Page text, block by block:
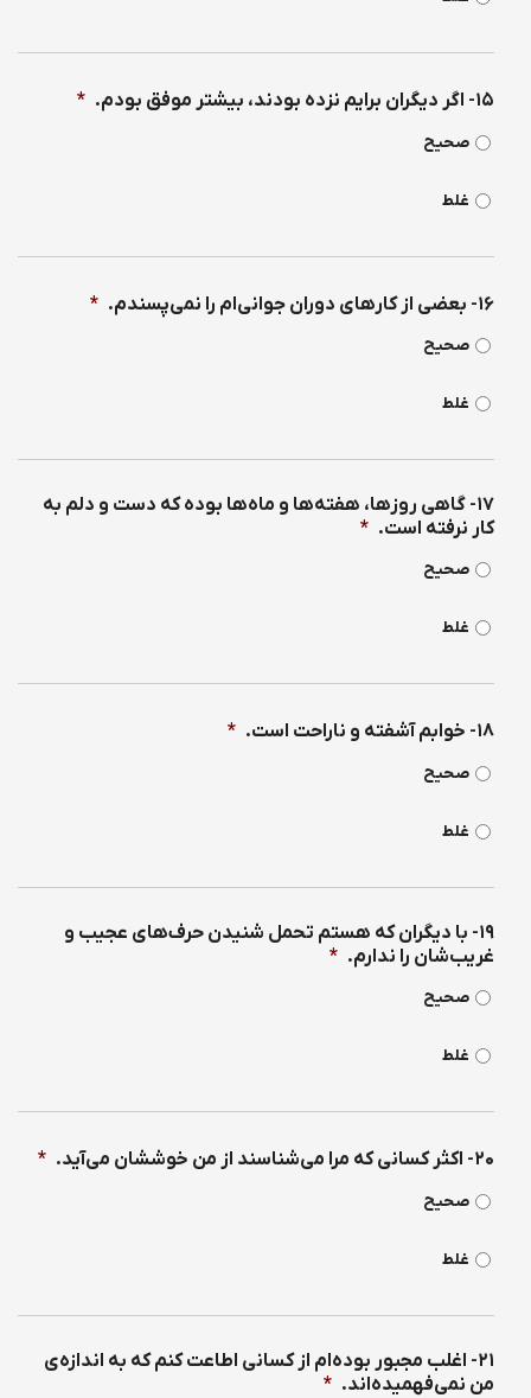
۱۵- اگر ديگران برايم نزده بودند، بيشتر موفق بودم. *
صحیح
غلط
۱۶- بعضی از كارهای دوران جوانی‌ام را نمی‌پسندم. *
صحیح
غلط
۱۷- گاهی روزها، هفته‌ها و ماه‌ها بوده كه دست و دلم به
كار نرفته است. *
صحیح
غلط
۱۸- خوابم آشفته و ناراحت است. *
صحیح
غلط
۱۹- با ديگران كه هستم تحمل شنيدن حرف‌های عجيب و
غريب‌شان را ندارم. *
صحیح
غلط
۲۰- اكثر كسانی كه مرا می‌شناسند از من خوششان می‌آيد. *
صحیح
غلط
۲۱- اغلب مجبور بوده‌ام از كسانی اطاعت كنم كه به اندازه‌ی
من نمی‌فهمیده‌اند. *